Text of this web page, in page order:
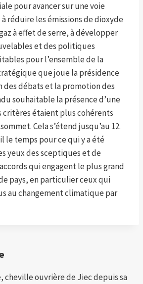
pour avancer sur une voie
réduire les émissions de dioxyde
à effet de serre, à développer
et des politiques
pour l’ensemble de la
que joue la présidence
des débats et la promotion des
souhaitable la présence d’une
critères étaient plus cohérents
Cela s’étend jusqu’au 12.
le temps pour ce qui y a été
yeux des sceptiques et de
qui engagent le plus grand
pays, en particulier ceux qui
au changement climatique par
cheville ouvrière de Jiec depuis sa